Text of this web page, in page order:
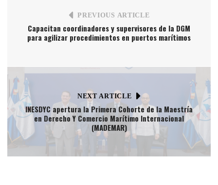
PREVIOUS ARTICLE
Capacitan coordinadores y supervisores de la DGM
para agilizar procedimientos en puertos marítimos
NEXT ARTICLE
INESDYC apertura la Primera Cohorte de la Maestría
en Derecho Y Comercio Marítimo Internacional
(MADEMAR)